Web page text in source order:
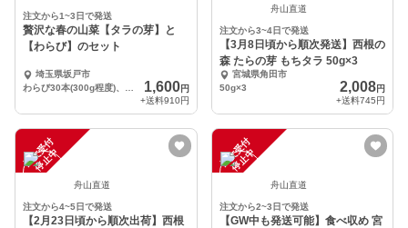
注文から1~3日で発送
贅沢な春の山菜【タラの芽】と
【わらび】のセット
埼玉県坂戸市
1,600円
+送料910円
舟山直道
注文から3~4日で発送
【3月8日頃から順次発送】西根の
森 たらの芽 もちタラ 50g×3
宮城県角田市
50g×3
2,008円
+送料745円
注
文
受
付
停
止
中
舟山直道
注文から4~5日で発送
【2月23日頃から順次出荷】西根
注
文
受
付
停
止
中
舟山直道
注文から2~3日で発送
【GW中も発送可能】食べ収め 宮